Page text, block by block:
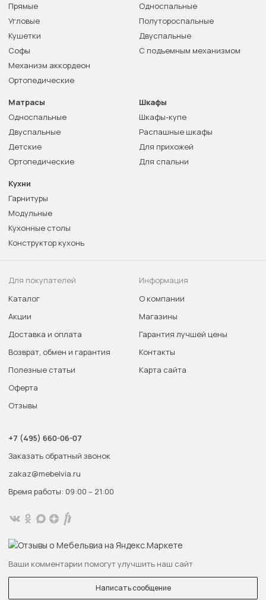
Прямые
Угловые
Кушетки
Софы
Механизм аккордеон
Ортопедические
Односпальные
Полутороспальные
Двуспальные
С подъемным механизмом
Матрасы
Односпальные
Двуспальные
Детские
Ортопедические
Шкафы
Шкафы-купе
Распашные шкафы
Для прихожей
Для спальни
Кухни
Гарнитуры
Модульные
Кухонные столы
Конструктор кухонь
Для покупателей
Каталог
Акции
Доставка и оплата
Возврат, обмен и гарантия
Полезные статьи
Оферта
Отзывы
Информация
О компании
Магазины
Гарантия лучшей цены
Контакты
Карта сайта
+7 (495) 660-06-07
Заказать обратный звонок
zakaz@mebelvia.ru
Время работы: 09:00 – 21:00
Ваши комментарии помогут улучшить наш сайт
Написать сообщение